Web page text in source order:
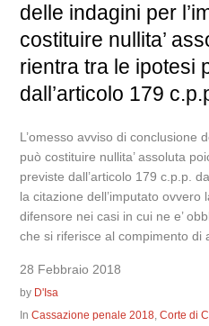
delle indagini per
costituire nullita’
rientra tra le ipotesi
dall’articolo 179
L’omesso avviso di conclusione
può costituire nullita’ assoluta
previste dall’articolo 179 c.p.p.
la citazione dell’imputato ovvero
difensore nei casi in cui ne e’
che si riferisce al compimento di
28 Febbraio 2018
by D'Isa
InCassazione penale 2018,Corte di